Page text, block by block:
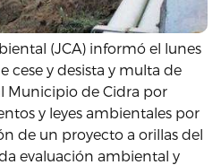
(JCA) informó el lunes
cese y desista y multa de
Municipio de Cidra por
y leyes ambientales por
de un proyecto a orillas del
evaluación ambiental y